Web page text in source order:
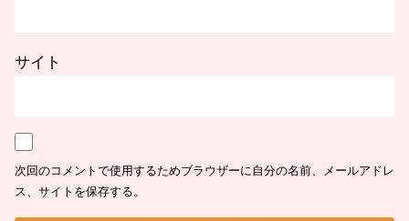
サイト
次回のコメントで使用するためブラウザーに自分の名前、メールアドレ
ス、サイトを保存する。